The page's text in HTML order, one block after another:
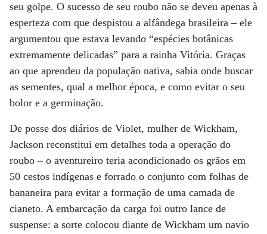
seu golpe. O sucesso de seu roubo não se deveu apenas à
esperteza com que despistou a alfândega brasileira – ele
argumentou que estava levando “espécies botânicas
extremamente delicadas” para a rainha Vitória. Graças
ao que aprendeu da população nativa, sabia onde buscar
as sementes, qual a melhor época, e como evitar o seu
bolor e a germinação.
De posse dos diários de Violet, mulher de Wickham,
Jackson reconstitui em detalhes toda a operação do
roubo – o aventureiro teria acondicionado os grãos em
50 cestos indígenas e forrado o conjunto com folhas de
bananeira para evitar a formação de uma camada de
cianeto. A embarcação da carga foi outro lance de
suspense: a sorte colocou diante de Wickham um navio